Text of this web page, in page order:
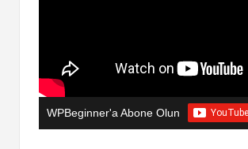
WPBeginner'a Abone Olun